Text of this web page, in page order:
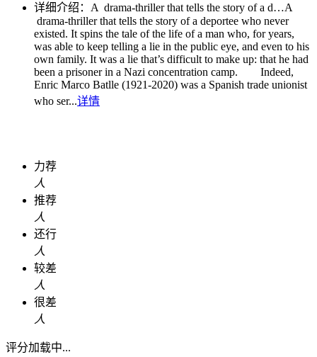
详细介绍： A drama-thriller that tells the story of a d…A
drama-thriller that tells the story of a deportee who never
existed. It spins the tale of the life of a man who, for years,
was able to keep telling a lie in the public eye, and even to his
own family. It was a lie that’s difficult to make up: that he had
been a prisoner in a Nazi concentration camp. Indeed,
Enric Marco Batlle (1921-2020) was a Spanish trade unionist
who ser...详情
力荐
人
推荐
人
还行
人
较差
人
很差
人
评分加载中...